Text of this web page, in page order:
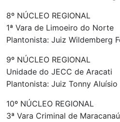
8º NÚCLEO REGIONAL
1ª Vara de Limoeiro do Norte
Plantonista: Juiz Wildemberg
9º NÚCLEO REGIONAL
Unidade do JECC de Aracati
Plantonista: Juiz Tonny
10º NÚCLEO REGIONAL
3ª Vara Criminal de Maracanaú